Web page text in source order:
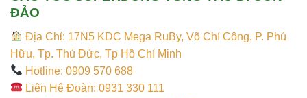
ĐẢO
Địa Chỉ: 17N5 KDC Mega RuBy, Võ Chí Công, P. Phú
Hữu, Tp. Thủ Đức, Tp Hồ Chí Minh
Hotline: 0909 570 688
Liên Hệ Đoàn: 0931 330 111